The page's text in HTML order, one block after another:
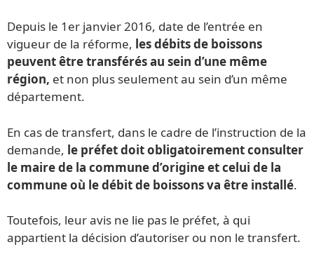
Depuis le 1er janvier 2016, date de l’entrée en
vigueur de la réforme, les débits de boissons
peuvent être transférés au sein d’une même
région, et non plus seulement au sein d’un même
département.
En cas de transfert, dans le cadre de l’instruction de la
demande, le préfet doit obligatoirement consulter
le maire de la commune d’origine et celui de la
commune où le débit de boissons va être installé.
Toutefois, leur avis ne lie pas le préfet, à qui
appartient la décision d’autoriser ou non le transfert.